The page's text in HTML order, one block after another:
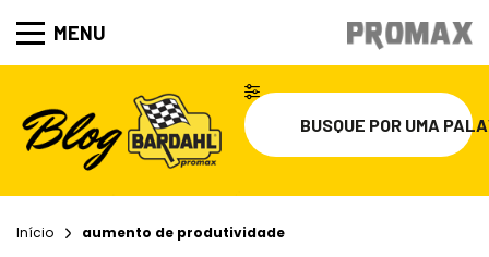
MENU
Início aumento de produtividade